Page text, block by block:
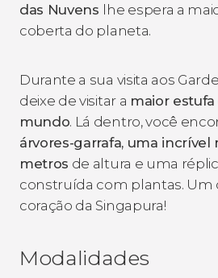
das Nuvens lhe espera a
coberta do planeta.
Durante a sua visita aos
deixe de visitar a maior
mundo. Lá dentro, você
árvores-garrafa, uma
metros de altura e uma
construída com plantas. Um
coração da Singapura!
Modalidades